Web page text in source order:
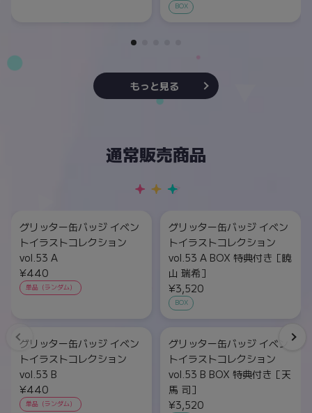
BOX
もっと見る
通常販売商品
グリッター缶バッジ イベン
トイラストコレクション
vol.53 A
¥440
単品（ランダム）
グリッター缶バッジ イベン
トイラストコレクション
vol.53 A BOX 特典付き［暁
山 瑞希］
¥3,520
BOX
グリッター缶バッジ イベン
トイラストコレクション
vol.53 B
¥440
単品（ランダム）
グリッター缶バッジ イベン
トイラストコレクション
vol.53 B BOX 特典付き［天
馬 司］
¥3,520